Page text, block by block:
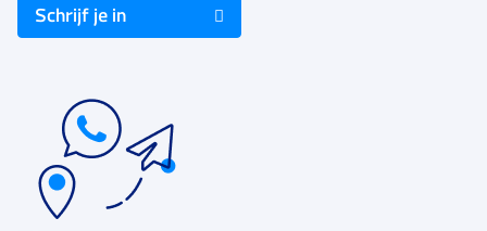
Schrijf je in